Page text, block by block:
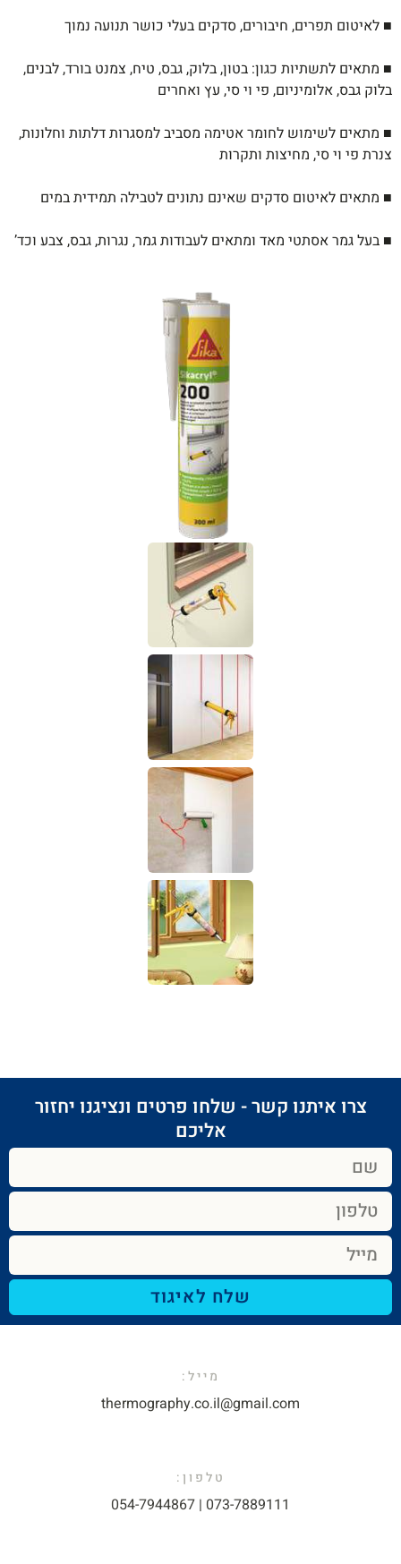
■ לאיטום תפרים, חיבורים, סדקים בעלי כושר תנועה נמוך
■ מתאים לתשתיות כגון: בטון, בלוק, גבס, טיח, צמנט בורד, לבנים,
בלוק גבס, אלומיניום, פי ויסי, עץ ואחרים
■ מתאים לשימוש לחומר אטימה מסביבלמסגרות דלתות וחלונות,
צנרת פי וי סי, מחיצות ותקרות
■ מתאים לאיטום סדקים שאינם נתונים לטבילה תמידית במים
■ בעל גמר אסתטי מאד ומתאים לעבודות גמר, נגרות, גבס, צבע וכד’
צרו איתנו קשר - שלחו פרטים ונציגנו יחזור
אליכם​
שלח לאיגוד
מייל:​
thermography.co.il@gmail.com​
טלפון:
073-7889111 | 054-7944867​